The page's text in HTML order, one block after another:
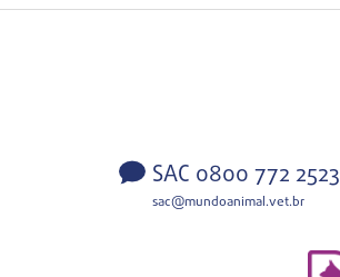
SAC 0800 772 2523
sac@mundoanimal.vet.br